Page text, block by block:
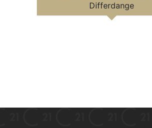
Differdange